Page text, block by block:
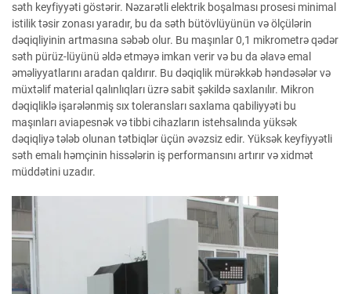
səth keyfiyyəti göstərir. Nəzarətli elektrik boşalması prosesi minimal
istilik təsir zonası yaradır, bu da səth bütövlüyünün və ölçülərin
dəqiqliyinin artmasına səbəb olur. Bu maşınlar 0,1 mikrometrə qədər
səth pürüz-lüyünü əldə etməyə imkan verir və bu da əlavə emal
əməliyyatlarını aradan qaldırır. Bu dəqiqlik mürəkkəb həndəsələr və
müxtəlif material qalınlıqları üzrə sabit şəkildə saxlanılır. Mikron
dəqiqliklə işarələnmiş sıx toleransları saxlama qabiliyyəti bu
maşınları aviapesnək və tibbi cihazların istehsalında yüksək
dəqiqliyə tələb olunan tətbiqlər üçün əvəzsiz edir. Yüksək keyfiyyətli
səth emalı həmçinin hissələrin iş performansını artırır və xidmət
müddətini uzadır.